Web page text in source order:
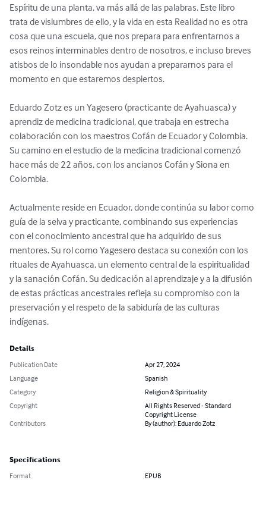
Espíritu de una planta, va más allá de las palabras. Este libro
trata de vislumbres de ello, y la vida en esta Realidad no es otra
cosa que una escuela, que nos prepara para enfrentarnos a
esos reinos interminables dentro de nosotros, e incluso breves
atisbos de lo insondable nos ayudan a prepararnos para el
momento en que estaremos despiertos.
Eduardo Zotz es un Yagesero (practicante de Ayahuasca) y
aprendiz de medicina tradicional, que trabaja en estrecha
colaboración con los maestros Cofán de Ecuador y Colombia.
Su camino en el estudio de la medicina tradicional comenzó
hace más de 22 años, con los ancianos Cofán y Siona en
Colombia.
Actualmente reside en Ecuador, donde continúa su labor como
guía de la selva y practicante, combinando sus experiencias
con el conocimiento ancestral que ha adquirido de sus
mentores. Su rol como Yagesero destaca su conexión con los
rituales de Ayahuasca, un elemento central de la espiritualidad
y la sanación Cofán. Su dedicación al aprendizaje y a la difusión
de estas prácticas ancestrales refleja su compromiso con la
preservación y el respeto de la sabiduría de las culturas
indígenas.
Details
Publication Date
Apr 27, 2024
Language
Spanish
Category
Religion & Spirituality
Copyright
All Rights Reserved - Standard
Copyright License
Contributors
By (author): Eduardo Zotz
Specifications
Format EPUB